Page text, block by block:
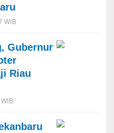
WIB
Gubernur
Riau